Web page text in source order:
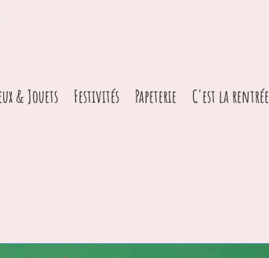
& Jouets Festivités Papeterie C'est la rentrée